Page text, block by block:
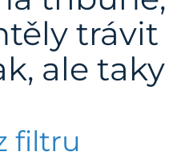
trávit
ale taky
filtru